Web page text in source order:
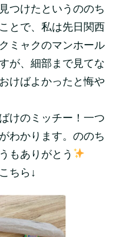
つけたというののち
とで、私は先日関西
ミャクのマンホール
が、細部まで見てな
けばよかったと悔や
けのミッチー！一つ
わかります。ののち
もありがとう
ちら↓